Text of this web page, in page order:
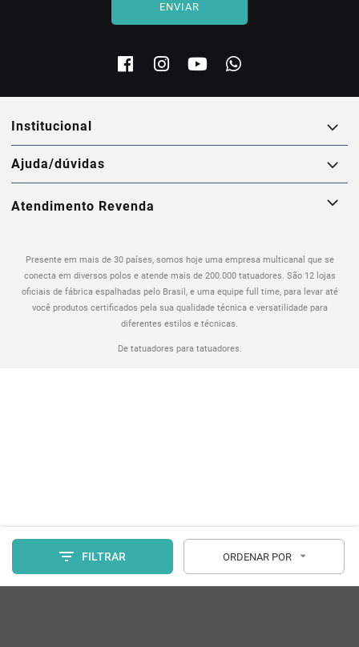
FILTRAR ORDENAR POR
ENVIAR
Presente em mais de 30 países, somos hoje uma empresa multicanal que se
conecta em diversos polos e atende mais de 200.000 tatuadores. São 12 lojas
oficiais de fábrica espalhadas pelo Brasil, e uma equipe full time, para levar até
você produtos certificados pela sua qualidade técnica e versatilidade para
diferentes estilos e técnicas.
De tatuadores para tatuadores.
institucional
ajuda/dúvidas
Atendimento Revenda